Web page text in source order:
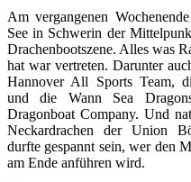
Am vergangenen
See in Schwerin der
Drachenbootszene. Alles was
hat war vertreten. Darunter
Hannover All Sports Team,
und die Wann Sea
Dragonboat Company. Und
Neckardrachen der Union
durfte gespannt sein, wer den
am Ende anführen wird.